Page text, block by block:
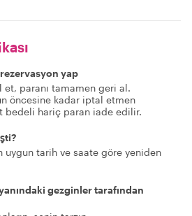
yap
paranı tamamen geri al.
öncesine kadar iptal etmen
bedeli hariç paran iade edilir.
uygun tarih ve saate göre yeniden
gezginler tarafından